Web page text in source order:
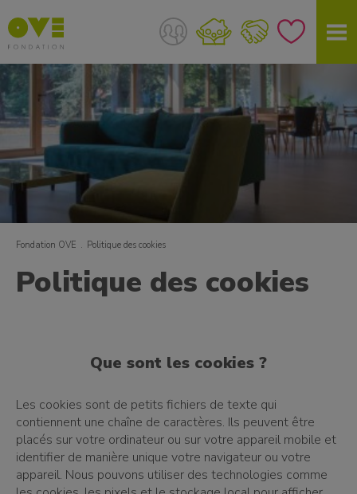
Fondation OVE Politique des cookies
Politique des cookies
Que sont les cookies ?
Les cookies sont de petits fichiers de texte qui
contiennent une chaîne de caractères. Ils peuvent être
placés sur votre ordinateur ou sur votre appareil mobile et
identifier de manière unique votre navigateur ou votre
appareil. Nous pouvons utiliser des technologies comme